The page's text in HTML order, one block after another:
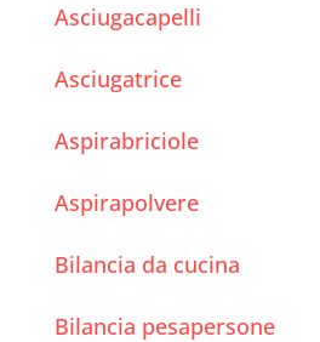
Asciugacapelli
Asciugatrice
Aspirabriciole
Aspirapolvere
Bilancia da cucina
Bilancia pesapersone